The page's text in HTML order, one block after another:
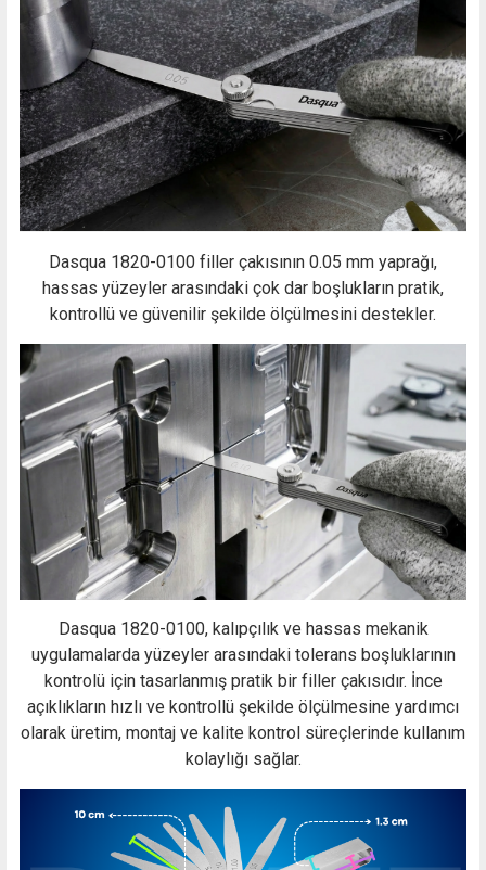
Dasqua 1820-0100 filler çakısının 0.05 mm yaprağı,
hassas yüzeyler arasındaki çok dar boşlukların pratik,
kontrollü ve güvenilir şekilde ölçülmesini destekler.
Dasqua 1820-0100, kalıpçılık ve hassas mekanik
uygulamalarda yüzeyler arasındaki tolerans boşluklarının
kontrolü için tasarlanmış pratik bir filler çakısıdır. İnce
açıklıkların hızlı ve kontrollü şekilde ölçülmesine yardımcı
olarak üretim, montaj ve kalite kontrol süreçlerinde kullanım
kolaylığı sağlar.